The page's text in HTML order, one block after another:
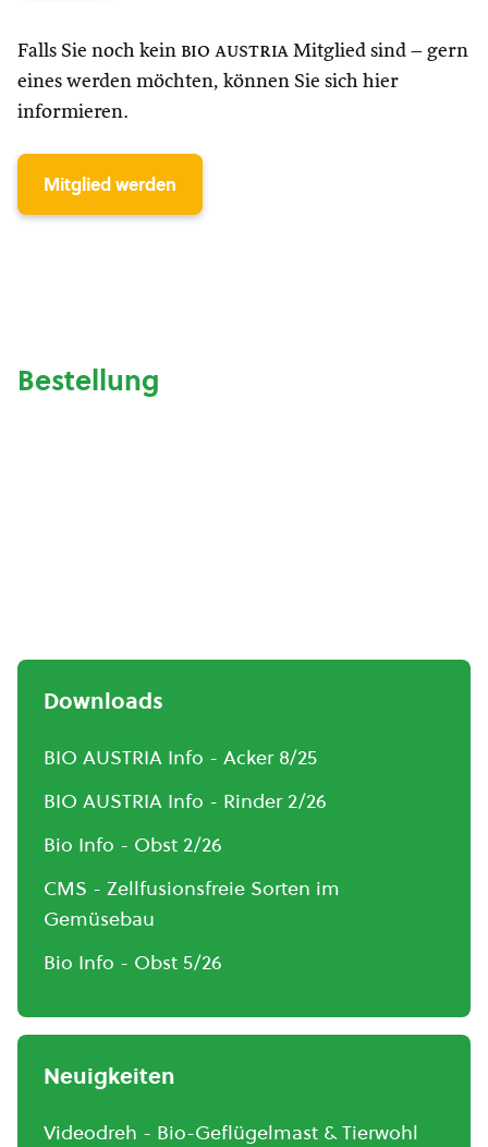
Falls Sie noch kein bio austria Mitglied sind – gern
eines werden möchten, können Sie sich hier
informieren.
Mitglied werden
Bestellung
Downloads
BIO AUSTRIA Info - Acker 8/25
BIO AUSTRIA Info - Rinder 2/26
Bio Info - Obst 2/26
CMS - Zellfusionsfreie Sorten im
Gemüsebau
Bio Info - Obst 5/26
Neuigkeiten
Videodreh - Bio-Geflügelmast & Tierwohl